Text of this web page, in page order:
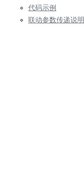
代码示例
联动参数传递说明